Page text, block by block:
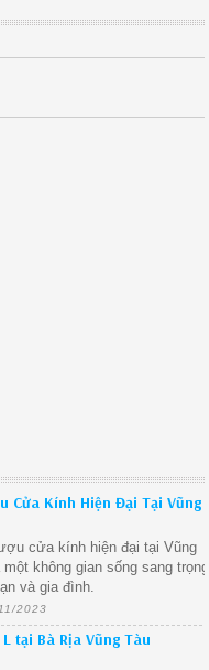
Cửa Kính Hiện Đại Tại Vũng
cửa kính hiện đại tại Vũng
không gian sống sang trọng
và gia đình.
2023
tại Bà Rịa Vũng Tàu